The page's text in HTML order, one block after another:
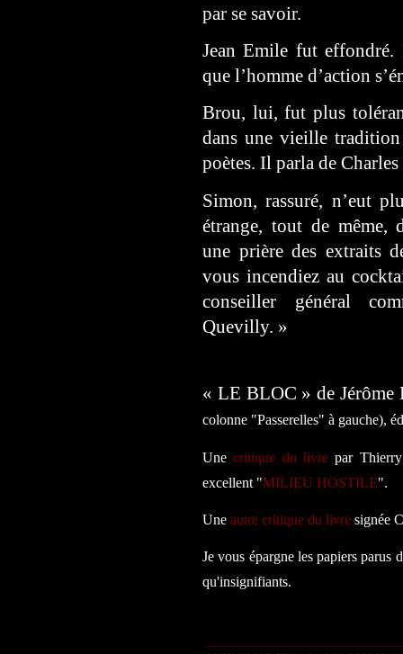
par se savoir.
Jean Emile fut
que l’homme d’action
Brou, lui, fut plus
dans une vieille
poètes. Il parla de
Simon, rassuré, n’eut
étrange, tout de même,
une prière des extraits
vous incendiez au
conseiller général
Quevilly. »
« LE BLOC » de
colonne "Passerelles" à gauche),
Unecritique du livre par
excellent "MILIEU HOSTILE".
Une autre critique du livre signée
Je vous épargne les papiers parus
qu'insignifiants.